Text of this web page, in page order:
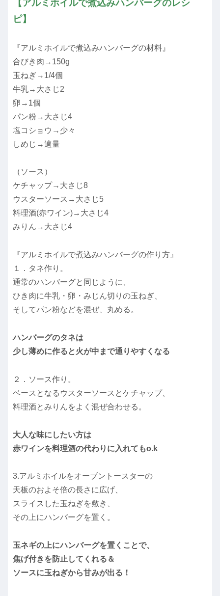
【アルミホイルで煮込みハンバーグのレシ
ピ】
『アルミホイルで煮込みハンバーグの材料』
合びき肉→150g
玉ねぎ→1/4個
牛乳→大さじ2
卵→1個
パン粉→大さじ4
塩コショウ→少々
しめじ→適量
（ソース）
ケチャップ→大さじ8
ウスターソース→大さじ5
料理酒(赤ワイン)→大さじ4
みりん→大さじ4
『アルミホイルで煮込みハンバーグの作り方』
１．タネ作り。
通常のハンバーグと同じように、
ひき肉に牛乳・卵・みじん切りの玉ねぎ、
そしてパン粉などを混ぜ、丸める。
ハンバーグのタネは
少し薄めに作ると火が中まで通りやすくなる
２．ソース作り。
ベースとなるウスターソースとケチャップ、
料理酒とみりんをよく混ぜ合わせる。
大人な味にしたい方は
赤ワインを料理酒の代わりに入れてもo.k
3.アルミホイルをオーブントースターの
天板のおよそ倍の長さに広げ、
スライスした玉ねぎを敷き、
その上にハンバーグを置く。
玉ネギの上にハンバーグを置くことで、
焦げ付きを防止してくれる＆
ソースに玉ねぎから甘みが出る！